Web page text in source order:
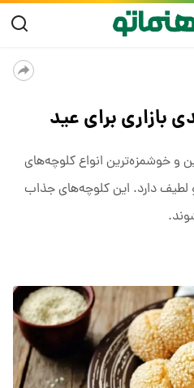
بازاری برای عید
و خوشمزه‌ترین انواع کلوچه‌های
لطیف دارد. این کلوچه‌های جذاب